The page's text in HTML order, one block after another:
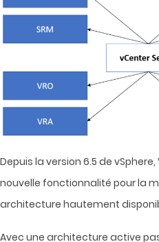
Depuis la version 6.5 de
nouvelle fonctionnalité pour la
architecture hautement
Avec une architecture active